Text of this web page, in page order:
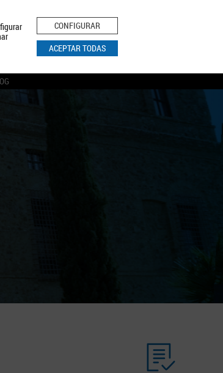
CONFIGURAR
ACEPTAR TODAS
Aviso Legal Política de Cookies
BUSCAR